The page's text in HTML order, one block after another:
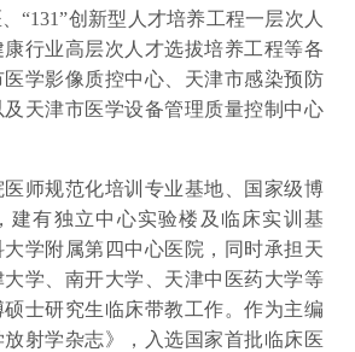
“131”创新型人才培养工程一层次人
行业高层次人才选拔培养工程等各
学影像质控中心、天津市感染预防
天津市医学设备管理质量控制中心
师规范化培训专业基地、国家级博
建有独立中心实验楼及临床实训基
学附属第四中心医院，同时承担天
学、南开大学、天津中医药大学等
士研究生临床带教工作。作为主编
射学杂志》，入选国家首批临床医